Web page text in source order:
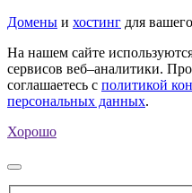
Домены и хостинг для
На нашем сайте
сервисов веб–аналитики.
соглашаетесь с политикой
персональных данных.
Хорошо